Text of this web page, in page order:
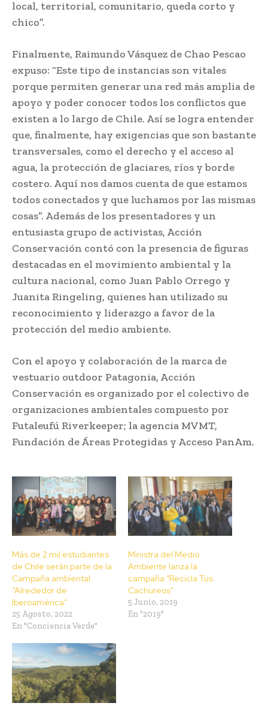
local, territorial, comunitario, queda corto y
chico”.
Finalmente, Raimundo Vásquez de Chao Pescao
expuso: “Este tipo de instancias son vitales
porque permiten generar una red más amplia de
apoyo y poder conocer todos los conflictos que
existen a lo largo de Chile. Así se logra entender
que, finalmente, hay exigencias que son bastante
transversales, como el derecho y el acceso al
agua, la protección de glaciares, ríos y borde
costero. Aquí nos damos cuenta de que estamos
todos conectados y que luchamos por las mismas
cosas”. Además de los presentadores y un
entusiasta grupo de activistas, Acción
Conservación contó con la presencia de figuras
destacadas en el movimiento ambiental y la
cultura nacional, como Juan Pablo Orrego y
Juanita Ringeling, quienes han utilizado su
reconocimiento y liderazgo a favor de la
protección del medio ambiente.
Con el apoyo y colaboración de la marca de
vestuario outdoor Patagonia, Acción
Conservación es organizado por el colectivo de
organizaciones ambientales compuesto por
Futaleufú Riverkeeper; la agencia MVMT,
Fundación de Áreas Protegidas y Acceso PanAm.
Más de 2 mil estudiantes
de Chile serán parte de la
Campaña ambiental
“Alrededor de
Iberoamérica”
25 Agosto, 2022
En "Conciencia Verde"
Ministra del Medio
Ambiente lanza la
campaña “Recicla Tus
Cachureos”
5 Junio, 2019
En "2019"